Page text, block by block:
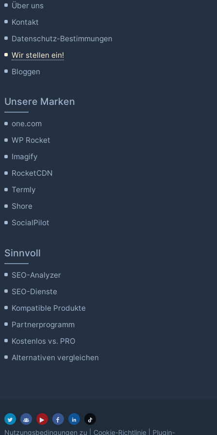
Über uns
Kontakt
Datenschutz-Bestimmungen
Wir stellen ein!
Bloggen
Unsere Marken
one.com
WP Rocket
Imagify
RocketCDN
Termly
Shore
SocialPilot
Sinnvoll
SEO-Analyzer
SEO-Dienste
Kompatible Produkte
Partnerprogramm
Kostenlos vs. PRO
Alternativen vergleichen
Nutzungsbedingungen zu Cookie-Richtlinie Plugin-